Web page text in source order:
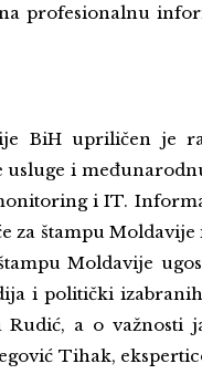
profesionalnu
BiH upriličen je
i
i IT.
za štampu
Moldavije
i politički
a o važnosti
Tihak,